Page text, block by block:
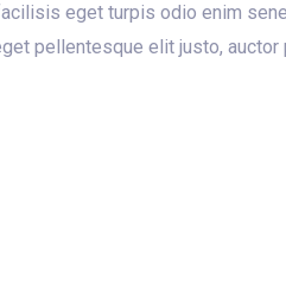
eget turpis odio enim
pellentesque elit justo, auctor